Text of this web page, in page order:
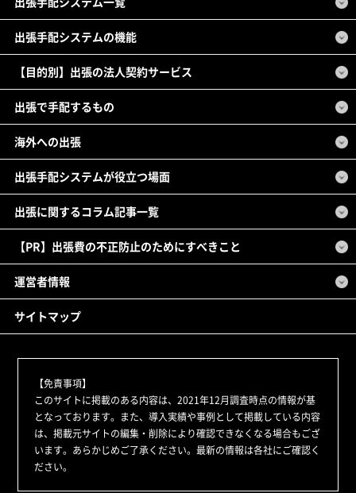
出張手配システムの機能
【目的別】出張の法人契約サービス
出張で手配するもの
海外への出張
出張手配システムが役立つ場面
出張に関するコラム記事一覧
【PR】出張費の不正防止のためにすべきこと
運営者情報
サイトマップ
【免責事項】
このサイトに掲載のある内容は、2021年12月調査時点の情報が基
となっております。また、導入実績や事例として掲載している内容
は、掲載元サイトの編集・削除により確認できなくなる場合もござ
います。あらかじめご了承ください。最新の情報は各社にご確認く
ださい。